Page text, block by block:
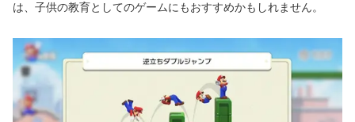
は、子供の教育としてのゲームにもおすすめかもしれません。